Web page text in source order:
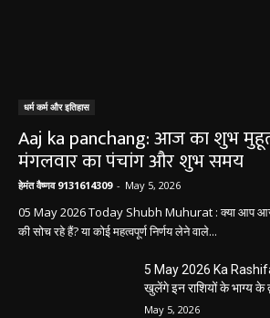
धर्म कर्म और इतिहास
Aaj ka panchang: आज का शुभ
मंगलवार का पंचांग और शुभ समय
हेमंत वैष्णव 9131614309 - May 5, 2026
05 May 2026 Today Shubh Muhurat : क्या आप
की सोच रहे हैं? या कोई महत्वपूर्ण निर्णय लेने वाले...
5 May 2026 Ka
खुलेंगे इन राशियों के भाग्य के
May 5, 2026